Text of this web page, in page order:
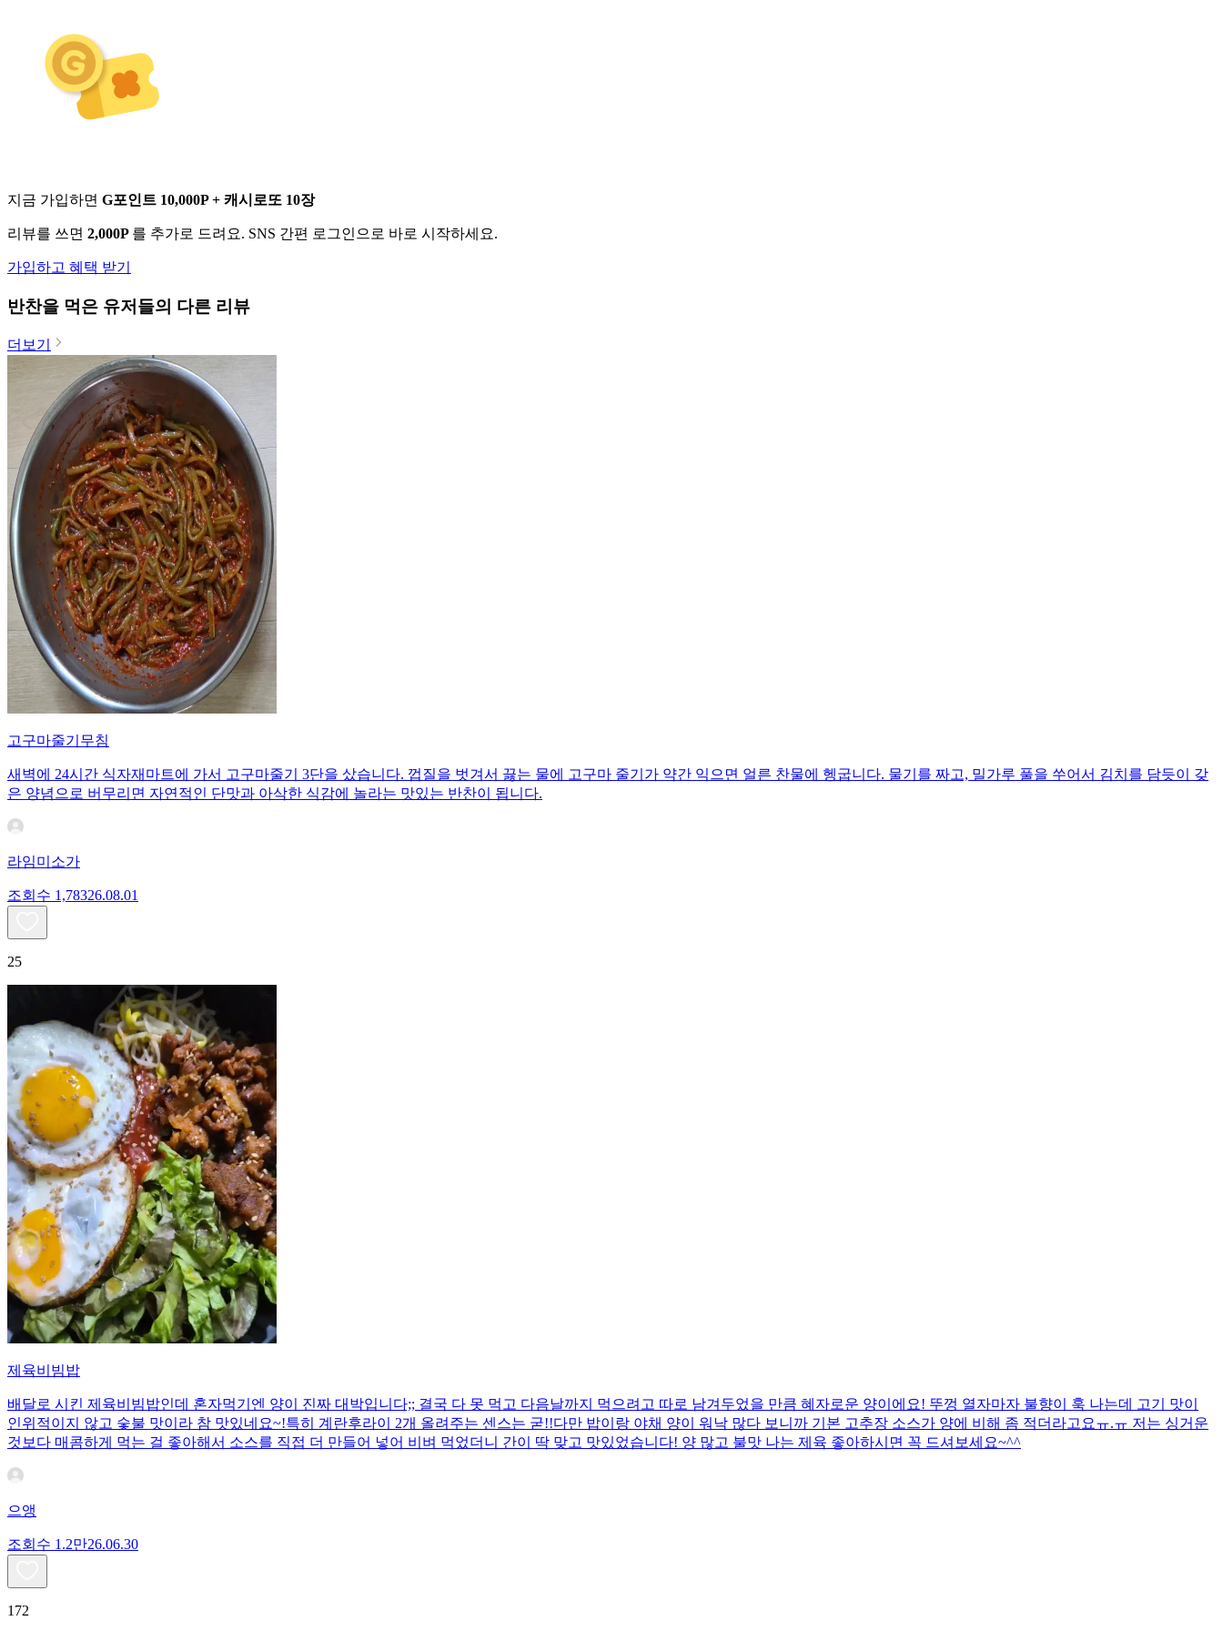
지금 가입하면 G포인트 10,000P + 캐시로또 10장
리뷰를 쓰면 2,000P 를 추가로 드려요. SNS 간편 로그인으로 바로 시작하세요.
가입하고 혜택 받기
반찬을 먹은 유저들의 다른 리뷰
더보기
고구마줄기무침
새벽에 24시간 식자재마트에 가서 고구마줄기 3단을 샀습니다. 껍질을 벗겨서 끓는 물에 고구마 줄기가 약간 익으면 얼른 찬물에 헹굽니다. 물기를 짜고, 밀가루 풀을 쑤어서 김치를 담듯이 갖
은 양념으로 버무리면 자연적인 단맛과 아삭한 식감에 놀라는 맛있는 반찬이 됩니다.
라임미소가
조회수 1,78326.08.01
25
제육비빔밥
배달로 시킨 제육비빔밥인데 혼자먹기엔 양이 진짜 대박입니다;; 결국 다 못 먹고 다음날까지 먹으려고 따로 남겨두었을 만큼 혜자로운 양이에요! 뚜껑 열자마자 불향이 훅 나는데 고기 맛이
인위적이지 않고 숯불 맛이라 참 맛있네요~!특히 계란후라이 2개 올려주는 센스는 굳!! ​다만 밥이랑 야채 양이 워낙 많다 보니까 기본 고추장 소스가 양에 비해 좀 적더라고요ㅠ.ㅠ 저는 싱거운
것보다 매콤하게 먹는 걸 좋아해서 소스를 직접 더 만들어 넣어 비벼 먹었더니 간이 딱 맞고 맛있었습니다! 양 많고 불맛 나는 제육 좋아하시면 꼭 드셔보세요~^^
으앵
조회수 1.2만26.06.30
172